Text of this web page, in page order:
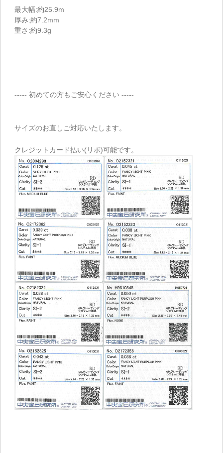
最大幅:約25.9m
厚み:約7.2mm
重さ:約9.3g
----- 初めての方もご安心ください -----
サイズのお直しご対応いたします。
クレジットカード払い(リボ)可能です。